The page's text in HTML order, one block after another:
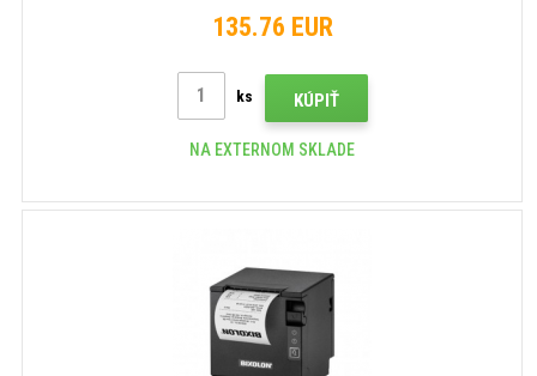
135.76 EUR
ks KÚPIŤ
NA EXTERNOM SKLADE